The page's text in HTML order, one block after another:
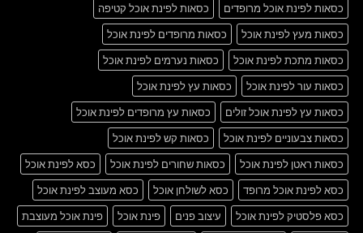
כסאות לפינת אוכל מרופדים
כסאות לפינת אוכל קטיפה
כסאות מעץ לפינת אוכל
כסאות מרופדים לפינת אוכל
כסאות מתכת לפינת אוכל
כסאות נערמים לפינת אוכל
כסאות עור לפינת אוכל
כסאות עץ לפינת אוכל
כסאות עץ לפינת אוכל זולים
כסאות עץ מרופדים לפינת אוכל
כסאות צבעוניים לפינת אוכל
כסאות קש לפינת אוכל
כסאות ראטן לפינת אוכל
כסאות שחורים לפינת אוכל
כסא לפינת אוכל
כסא לפינת אוכל מרופד
כסא לשולחן אוכל
כסא מעוצב לפינת אוכל
כסא פלסטיק לפינת אוכל
עיצוב פנים פינת אוכל פינת אוכל מעוצבת